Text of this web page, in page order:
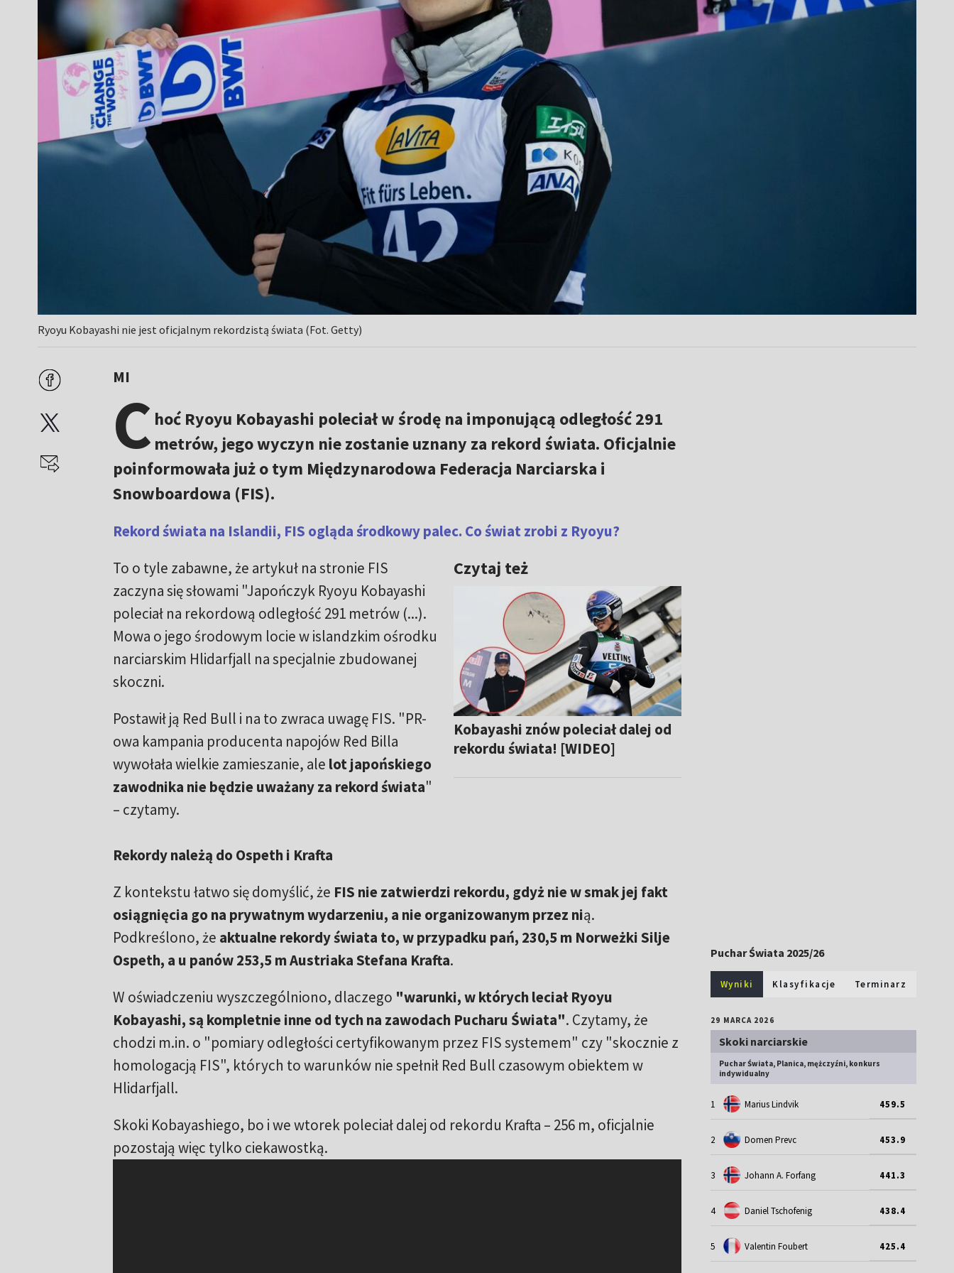
Ryoyu Kobayashi nie jest oficjalnym rekordzistą świata (Fot. Getty)
MI
C hoć Ryoyu Kobayashi poleciał w środę na imponującą odległość 291
metrów, jego wyczyn nie zostanie uznany za rekord świata. Oficjalnie
poinformowała już o tym Międzynarodowa Federacja Narciarska i
Snowboardowa (FIS).
Rekord świata na Islandii, FIS ogląda środkowy palec. Co świat zrobi z Ryoyu?
Czytaj też
Kobayashi znów poleciał dalej od
rekordu świata! [WIDEO]
To o tyle zabawne, że artykuł na stronie FIS
zaczyna się słowami "Japończyk Ryoyu Kobayashi
poleciał na rekordową odległość 291 metrów (...).
Mowa o jego środowym locie w islandzkim ośrodku
narciarskim Hlidarfjall na specjalnie zbudowanej
skoczni.
Postawił ją Red Bull i na to zwraca uwagę FIS. "PR-
owa kampania producenta napojów Red Billa
wywołała wielkie zamieszanie, ale lot japońskiego
zawodnika nie będzie uważany za rekord świata"
– czytamy.
Rekordy należą do Ospeth i Krafta
Z kontekstu łatwo się domyślić, że FIS nie zatwierdzi rekordu, gdyż nie w smak jej fakt
osiągnięcia go na prywatnym wydarzeniu, a nie organizowanym przez nią.
Podkreślono, że aktualne rekordy świata to, w przypadku pań, 230,5 m Norweżki Silje
Ospeth, a u panów 253,5 m Austriaka Stefana Krafta.
W oświadczeniu wyszczególniono, dlaczego "warunki, w których leciał Ryoyu
Kobayashi, są kompletnie inne od tych na zawodach Pucharu Świata". Czytamy, że
chodzi m.in. o "pomiary odległości certyfikowanym przez FIS systemem" czy "skocznie z
homologacją FIS", których to warunków nie spełnił Red Bull czasowym obiektem w
Hlidarfjall.
Skoki Kobayashiego, bo i we wtorek poleciał dalej od rekordu Krafta – 256 m, oficjalnie
pozostają więc tylko ciekawostką.
Puchar Świata 2025/26
Wyniki Klasyfikacje Terminarz
29 MARCA 2026
Skoki narciarskie
Puchar Świata, Planica, mężczyźni, konkurs
indywidualny
1 Marius Lindvik 459.5
2 Domen Prevc 453.9
3 Johann A. Forfang 441.3
4 Daniel Tschofenig 438.4
5 Valentin Foubert 425.4